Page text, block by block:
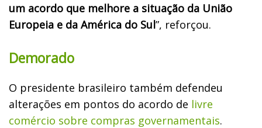
um acordo que melhore a situação da União
Europeia e da América do Sul”, reforçou.
Demorado
O presidente brasileiro também defendeu
alterações em pontos do acordo de livre
comércio sobre compras governamentais.